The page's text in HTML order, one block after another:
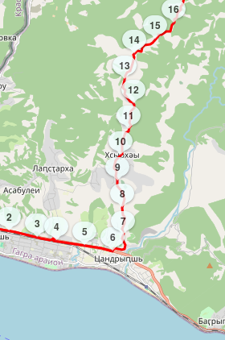
2 3 4 5 6
7
8
9
10
11
12
13
14
15
16